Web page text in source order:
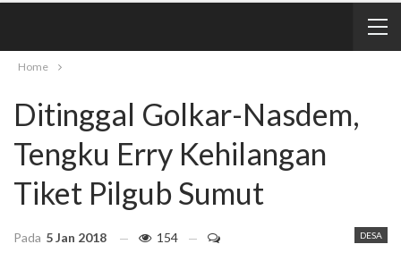
Home
Ditinggal Golkar-Nasdem,
Tengku Erry Kehilangan
Tiket Pilgub Sumut
DESA
Pada 5 Jan 2018 154